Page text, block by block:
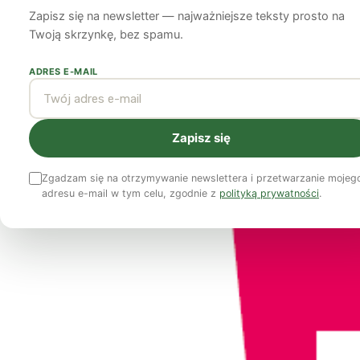
Anna Coote23 września 2013 5 min czytania
Zapisz się na newsletter — najważniejsze teksty prosto na
Twoją skrzynkę, bez spamu.
ADRES E-MAIL
Zapisz się
Zgadzam się na otrzymywanie newslettera i przetwarzanie
adresu e-mail w tym celu, zgodnie z polityką prywatności.